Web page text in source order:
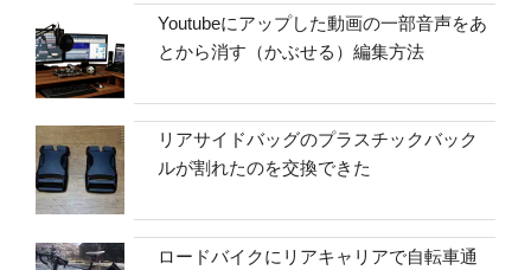
Youtubeにアップした動画の一部音声をあ
とから消す（かぶせる）編集方法
リアサイドバッグのプラスチックバック
ルが割れたのを交換できた
ロードバイクにリアキャリアで自転車通